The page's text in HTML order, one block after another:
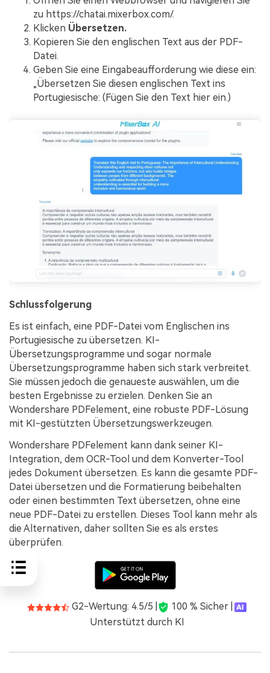
zu https://chatai.mixerbox.com/.
Klicken Übersetzen.
Kopieren Sie den englischen Text aus der PDF-
Datei.
Geben Sie eine Eingabeaufforderung wie diese ein:
„Übersetzen Sie diesen englischen Text ins
Portugiesische: (Fügen Sie den Text hier ein.)
Schlussfolgerung
Es ist einfach, eine PDF-Datei vom Englischen ins
Portugiesische zu übersetzen. KI-
Übersetzungsprogramme und sogar normale
Übersetzungsprogramme haben sich stark verbreitet.
Sie müssen jedoch die genaueste auswählen, um die
besten Ergebnisse zu erzielen. Denken Sie an
Wondershare PDFelement, eine robuste PDF-Lösung
mit KI-gestützten Übersetzungswerkzeugen.
Wondershare PDFelement kann dank seiner KI-
Integration, dem OCR-Tool und dem Konverter-Tool
jedes Dokument übersetzen. Es kann die gesamte PDF-
Datei übersetzen und die Formatierung beibehalten
oder einen bestimmten Text übersetzen, ohne eine
neue PDF-Datei zu erstellen. Dieses Tool kann mehr als
die Alternativen, daher sollten Sie es als erstes
überprüfen.
G2-Wertung: 4.5/5 |
100 % Sicher |
Unterstützt durch KI